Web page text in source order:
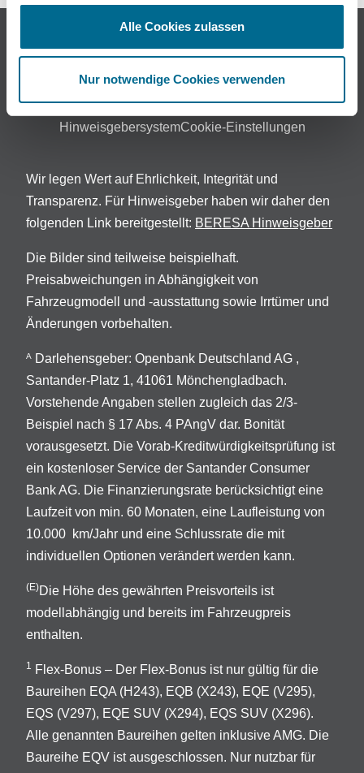
Alle Cookies zulassen
Nur notwendige Cookies verwenden
HinweisgebersystemCookie-Einstellungen
Wir legen Wert auf Ehrlichkeit, Integrität und
Transparenz. Für Hinweisgeber haben wir daher den
folgenden Link bereitgestellt: BERESA Hinweisgeber
Die Bilder sind teilweise beispielhaft.
Preisabweichungen in Abhängigkeit von
Fahrzeugmodell und -ausstattung sowie Irrtümer und
Änderungen vorbehalten.
A
Darlehensgeber: Openbank Deutschland AG ,
Santander-Platz 1, 41061 Mönchengladbach.
Vorstehende Angaben stellen zugleich das 2/3-
Beispiel nach § 17 Abs. 4 PAngV dar. Bonität
vorausgesetzt. Die Vorab-Kreditwürdigkeitsprüfung ist
ein kostenloser Service der Santander Consumer
Bank AG. Die Finanzierungsrate berücksichtigt eine
Laufzeit von min. 60 Monaten, eine Laufleistung von
10.000 km/Jahr und eine Schlussrate die mit
individuellen Optionen verändert werden kann.
(E)Die Höhe des gewährten Preisvorteils ist
modellabhängig und bereits im Fahrzeugpreis
enthalten.
1 Flex-Bonus – Der Flex-Bonus ist nur gültig für die
Baureihen EQA (H243), EQB (X243), EQE (V295),
EQS (V297), EQE SUV (X294), EQS SUV (X296).
Alle genannten Baureihen gelten inklusive AMG. Die
Baureihe EQV ist ausgeschlossen. Nur nutzbar für